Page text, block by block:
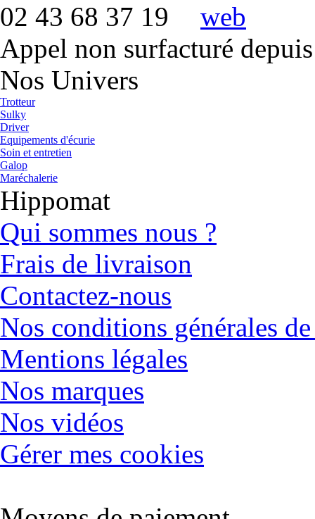
02 43 68 37 19
Appel non surfacturé
Nos Univers
Trotteur
Sulky
Driver
Equipements d'écurie
Soin et entretien
Galop
Maréchalerie
Hippomat
Qui sommes nous ?
Frais de livraison
Contactez-nous
Nos conditions générales
Mentions légales
Nos marques
Nos vidéos
Gérer mes cookies